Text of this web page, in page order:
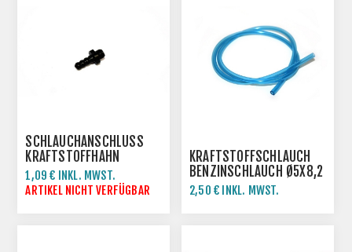
SCHLAUCHANSCHLUSS
KRAFTSTOFFHAHN
1,09 € INKL. MWST.
ARTIKEL NICHT VERFÜGBAR
KRAFTSTOFFSCHLAUCH
BENZINSCHLAUCH Ø5X8,2
MM
2,50 € INKL. MWST.